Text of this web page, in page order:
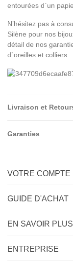
entourées d`un
N’hésitez pas à
Silène pour nos
détail de nos
d`oreilles et colliers.
Livraison et
Garanties
VOTRE COMPTE
GUIDE D'ACHAT
EN SAVOIR PLUS
ENTREPRISE